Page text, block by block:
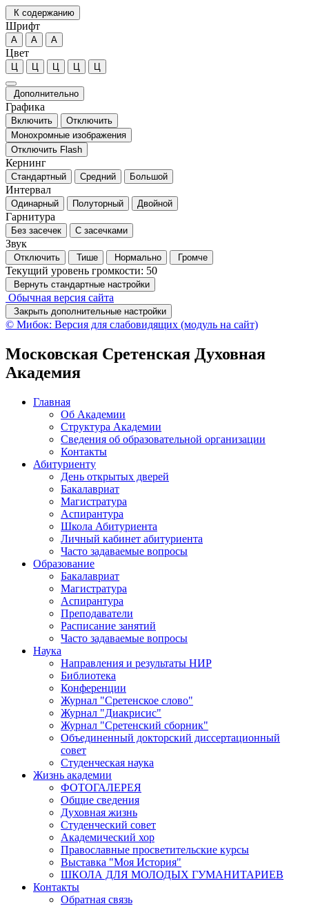
К содержанию
Шрифт
А А А
Цвет
Ц Ц Ц Ц Ц
Дополнительно
Графика
Включить
Отключить
Монохромные изображения
Отключить Flash
Кернинг
Стандартный Средний Большой
Интервал
Одинарный Полуторный Двойной
Гарнитура
Без засечек С засечками
Звук
Отключить Тише Нормально Громче
Текущий уровень громкости: 50
Вернуть стандартные настройки
Обычная версия сайта
Закрыть дополнительные настройки
© Мибок: Версия для слабовидящих (модуль на сайт)
Московская Сретенская Духовная
Академия
Главная
Об Академии
Структура Академии
Сведения об образовательной организации
Контакты
Абитуриенту
День открытых дверей
Бакалавриат
Магистратура
Аспирантура
Школа Абитуриента
Личный кабинет абитуриента
Часто задаваемые вопросы
Образование
Бакалавриат
Магистратура
Аспирантура
Преподаватели
Расписание занятий
Часто задаваемые вопросы
Наука
Направления и результаты НИР
Библиотека
Конференции
Журнал "Сретенское слово"
Журнал "Диакрисис"
Журнал "Сретенский сборник"
Объединенный докторский диссертационный
совет
Студенческая наука
Жизнь академии
ФОТОГАЛЕРЕЯ
Общие сведения
Духовная жизнь
Студенческий совет
Академический хор
Православные просветительские курсы
Выставка "Моя История"
ШКОЛА ДЛЯ МОЛОДЫХ ГУМАНИТАРИЕВ
Контакты
Обратная связь